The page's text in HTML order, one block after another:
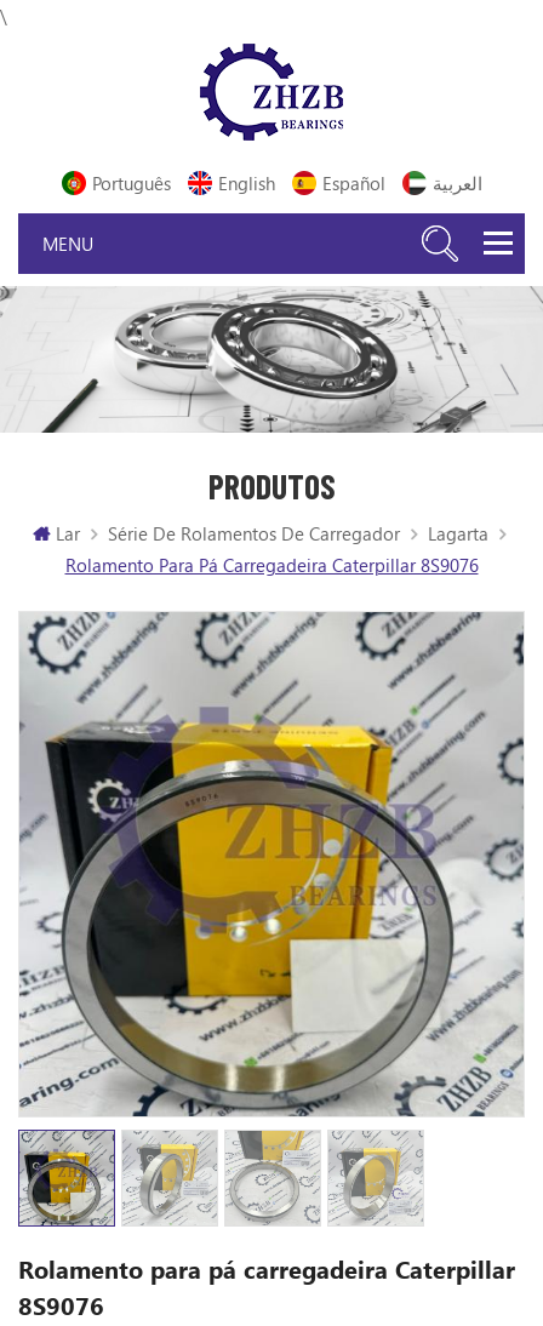
\
Português English Español العربية
PRODUTOS
Lar Série De Rolamentos De Carregador
Lagarta
Rolamento Para Pá Carregadeira Caterpillar 8S9076
Rolamento para pá carregadeira Caterpillar
8S9076